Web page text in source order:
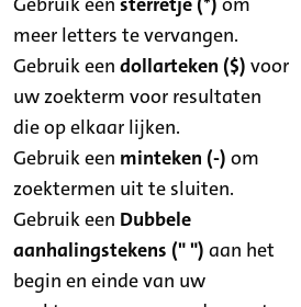
meer letters te vervangen.
Gebruik eendollarteken ($) voor
uw zoekterm voor resultaten
die op elkaar lijken.
Gebruik een minteken (-) om
zoektermen uit te sluiten.
Gebruik een Dubbele
aanhalingstekens (" ") aan het
begin en einde van uw